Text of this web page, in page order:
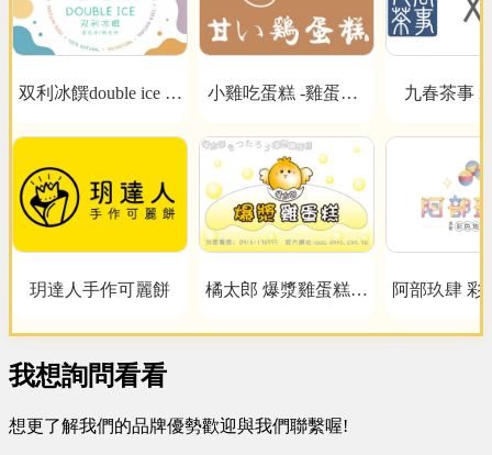
双利冰饌double ice 手
玥達人手作可麗餅
小雞吃蛋糕 -雞蛋糕x
橘太郎 爆漿雞蛋糕日
九春茶事
阿部玖肆 彩
我想詢問看看
想更了解我們的品牌優勢歡迎與我們聯繫喔!